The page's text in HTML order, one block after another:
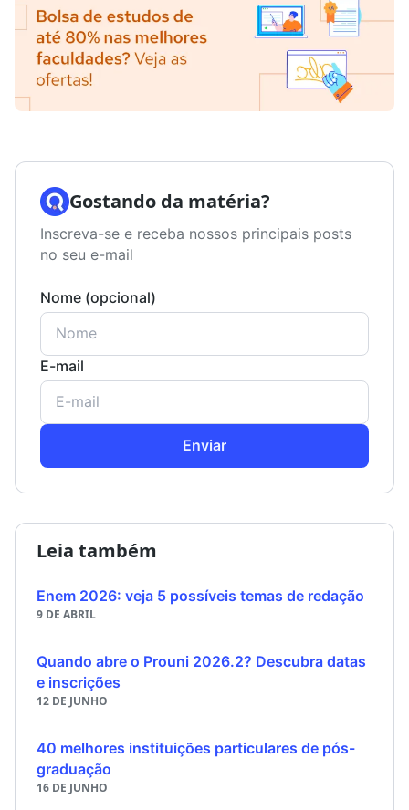
Gostando da matéria?
Inscreva-se e receba nossos principais posts
no seu e-mail
Nome (opcional)
E-mail
Enviar
Leia também
Enem 2026: veja 5 possíveis temas de redação
9 DE ABRIL
Quando abre o Prouni 2026.2? Descubra datas
e inscrições
12 DE JUNHO
40 melhores instituições particulares de pós-
graduação
16 DE JUNHO